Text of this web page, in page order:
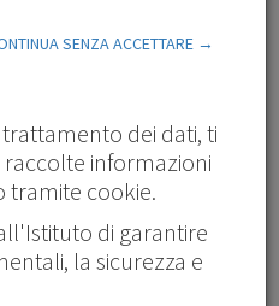
nuovi mondi
SENZA ACCETTARE →
dei dati, ti
informazioni
tramite cookie.
di garantire
la sicurezza e